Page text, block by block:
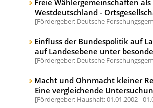
Freie Wählergemeinschaften
Westdeutschland -
Fördergeber: Deutsche
Einfluss der Bundespolitik auf
auf Landesebene unter
Fördergeber: Deutsche
Macht und Ohnmacht kleiner
Eine vergleichende
Fördergeber: Haushalt;01.01.2002 -